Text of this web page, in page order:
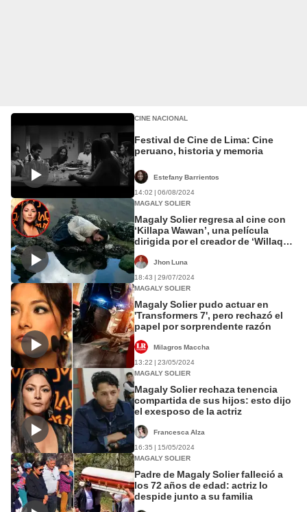
CINE NACIONAL
Festival de Cine de Lima: Cine
peruano, historia y memoria
Estefany Barrientos
14:02 | 06/08/2024
MAGALY SOLIER
Magaly Solier regresa al cine con
‘Killapa Wawan’, una película
dirigida por el creador de ‘Willaq
Jhon Luna
18:43 | 29/07/2024
MAGALY SOLIER
Magaly Solier pudo actuar en
'Transformers 7', pero rechazó el
papel por sorprendente razón
Milagros Maccha
13:22 | 23/05/2024
MAGALY SOLIER
Magaly Solier rechaza tenencia
compartida de sus hijos: esto dijo
el exesposo de la actriz
Francesca Alza
16:35 | 15/05/2024
MAGALY SOLIER
Padre de Magaly Solier falleció a
los 72 años de edad: actriz lo
despide junto a su familia